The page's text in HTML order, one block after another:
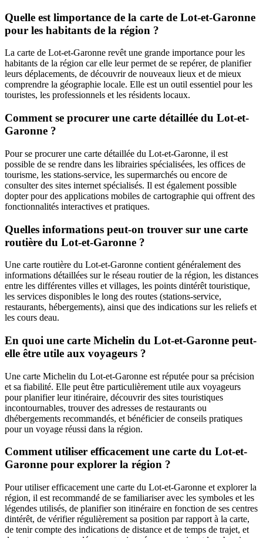
Quelle est limportance de la carte de Lot-et-Garonne
pour les habitants de la région ?
La carte de Lot-et-Garonne revêt une grande importance pour les
habitants de la région car elle leur permet de se repérer, de planifier
leurs déplacements, de découvrir de nouveaux lieux et de mieux
comprendre la géographie locale. Elle est un outil essentiel pour les
touristes, les professionnels et les résidents locaux.
Comment se procurer une carte détaillée du Lot-et-
Garonne ?
Pour se procurer une carte détaillée du Lot-et-Garonne, il est
possible de se rendre dans les librairies spécialisées, les offices de
tourisme, les stations-service, les supermarchés ou encore de
consulter des sites internet spécialisés. Il est également possible
dopter pour des applications mobiles de cartographie qui offrent des
fonctionnalités interactives et pratiques.
Quelles informations peut-on trouver sur une carte
routière du Lot-et-Garonne ?
Une carte routière du Lot-et-Garonne contient généralement des
informations détaillées sur le réseau routier de la région, les distances
entre les différentes villes et villages, les points dintérêt touristique,
les services disponibles le long des routes (stations-service,
restaurants, hébergements), ainsi que des indications sur les reliefs et
les cours deau.
En quoi une carte Michelin du Lot-et-Garonne peut-
elle être utile aux voyageurs ?
Une carte Michelin du Lot-et-Garonne est réputée pour sa précision
et sa fiabilité. Elle peut être particulièrement utile aux voyageurs
pour planifier leur itinéraire, découvrir des sites touristiques
incontournables, trouver des adresses de restaurants ou
dhébergements recommandés, et bénéficier de conseils pratiques
pour un voyage réussi dans la région.
Comment utiliser efficacement une carte du Lot-et-
Garonne pour explorer la région ?
Pour utiliser efficacement une carte du Lot-et-Garonne et explorer la
région, il est recommandé de se familiariser avec les symboles et les
légendes utilisés, de planifier son itinéraire en fonction de ses centres
dintérêt, de vérifier régulièrement sa position par rapport à la carte,
de tenir compte des indications de distance et de temps de trajet, et